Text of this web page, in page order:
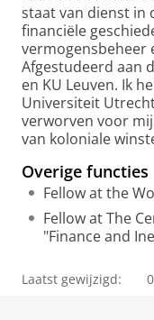
staat van dienst in
financiële
vermogensbeheer
Afgestudeerd aan
en KU Leuven. Ik
Universiteit
verworven voor
van koloniale
Overige functies
Fellow at the
Fellow at The
"Finance and
Laatst gewijzigd: